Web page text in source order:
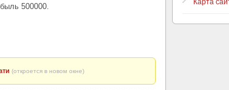
500000.
(откроется в новом окне)
Карта